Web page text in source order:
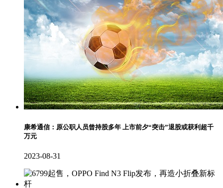
康希通信：原公职人员曾持股多年 上市前夕“突击”退股或获利超千
万元
2023-08-31